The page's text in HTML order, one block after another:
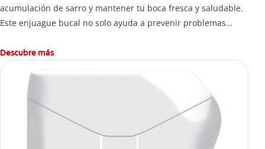
acumulación de sarro y mantener tu boca fresca y saludable.
Este enjuague bucal no solo ayuda a prevenir problemas
Descubre más